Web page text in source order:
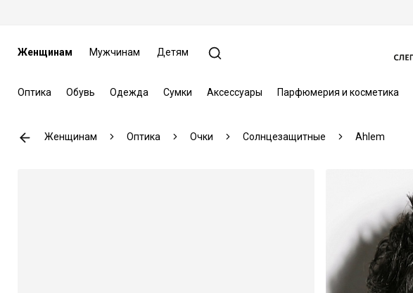
Женщинам Мужчинам Детям
Оптика Обувь Одежда Сумки Аксессуары Парфюмерия и косметика
Женщинам Оптика Очки Солнцезащитные Ahlem